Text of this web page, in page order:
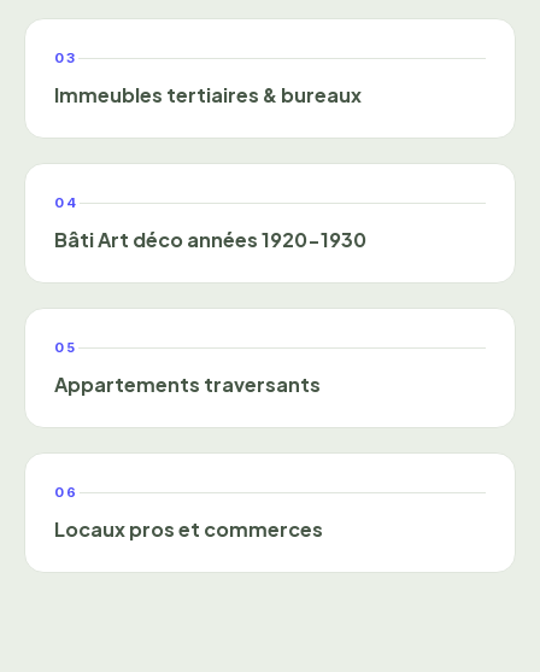
03
Immeubles tertiaires & bureaux
04
Bâti Art déco années 1920-1930
05
Appartements traversants
06
Locaux pros et commerces